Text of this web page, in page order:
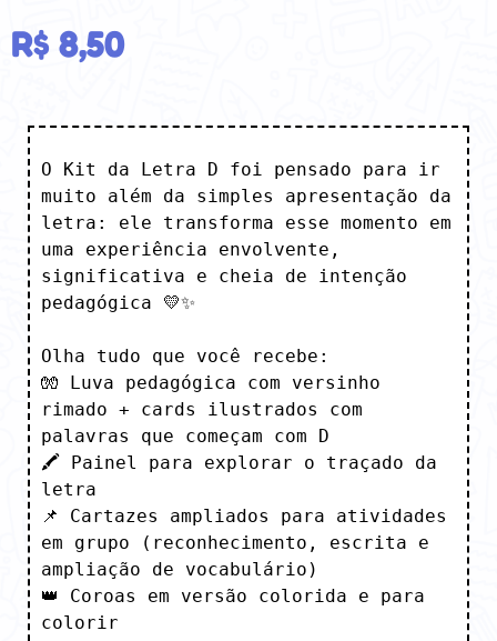
R$ 8,50
O Kit da Letra D foi pensado para ir
muito além da simples apresentação da
letra: ele transforma esse momento em
uma experiência envolvente,
significativa e cheia de intenção
pedagógica 💛✨
Olha tudo que você recebe:
🧤 Luva pedagógica com versinho
rimado + cards ilustrados com
palavras que começam com D
🖍 Painel para explorar o traçado da
letra
📌 Cartazes ampliados para atividades
em grupo (reconhecimento, escrita e
ampliação de vocabulário)
👑 Coroas em versão colorida e para
colorir